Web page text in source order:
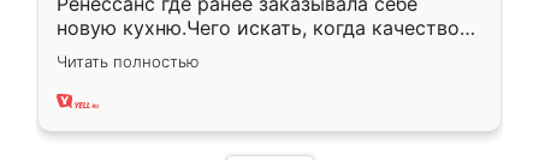
новую кухню.Чего искать, когда качеством
вполне довольна. Служит кухня уже почти
два года, нареканий нет.
Читать полностью